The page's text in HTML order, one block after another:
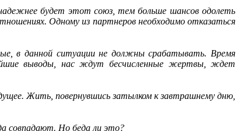
будет этот союз, тем больше шансов одолеть
Одному из партнеров необходимо отказаться
в данной ситуации не должны срабатывать. Время
выводы, нас ждут бесчисленные жертвы, ждет
Жить, повернувшись затылком к завтрашнему дню,
совпадают. Но беда ли это?